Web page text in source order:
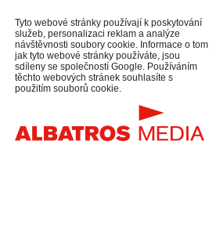
Tyto webové stránky používají k poskytování
služeb, personalizaci reklam a analýze
návštěvnosti soubory cookie. Informace o tom,
jak tyto webové stránky používáte, jsou
sdíleny se společností Google. Používáním
těchto webových stránek souhlasíte s
použitím souborů cookie.